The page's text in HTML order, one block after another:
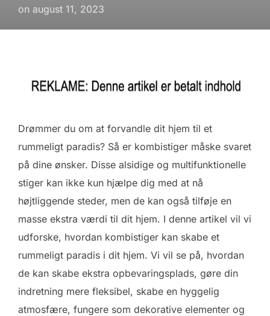
on Udgivet
august 11, 2023
Drømmer du om at forvandle dit hjem til et
rummeligt paradis? Så er kombistiger måske svaret
på dine ønsker. Disse alsidige og multifunktionelle
stiger kan ikke kun hjælpe dig med at nå
højtliggende steder, men de kan også tilføje en
masse ekstra værdi til dit hjem. I denne artikel vil vi
udforske, hvordan kombistiger kan skabe et
rummeligt paradis i dit hjem. Vi vil se på, hvordan
de kan skabe ekstra opbevaringsplads, gøre din
indretning mere fleksibel, skabe en hyggelig
atmosfære, fungere som dekorative elementer og